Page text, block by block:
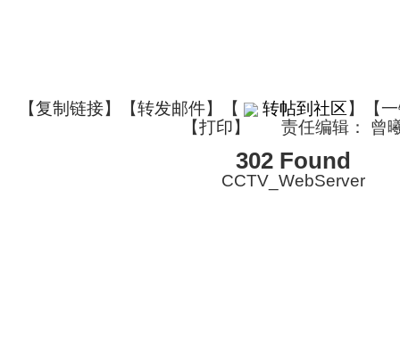
【复制链接】【转发邮件】 【 转帖到社区】【
【打印】 责任编辑： 曾
302 Found
CCTV_WebServer